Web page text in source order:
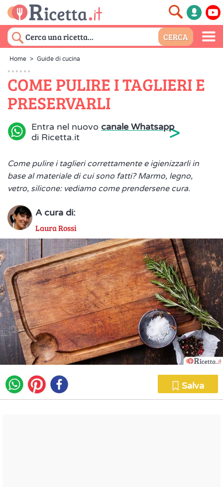
Home > Guide di cucina
COME PULIRE I TAGLIERI E
PRESERVARLI
Entra nel nuovo canale Whatsapp
di Ricetta.it
>
Come pulire i taglieri correttamente e igienizzarli in
base al materiale di cui sono fatti? Marmo, legno,
vetro, silicone: vediamo come prendersene cura.
A cura di:
Laura Rossi
Salva